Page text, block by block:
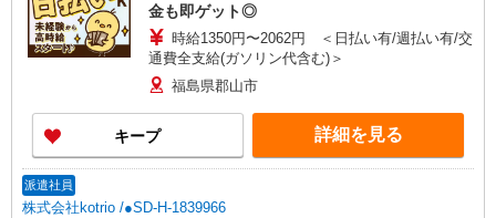
金も即ゲット◎
時給1350円〜2062円 ＜日払い有/週払い有/交
通費全支給(ガソリン代含む)＞
福島県郡山市
キープ 詳細を見る
派遣社員
株式会社kotrio /●SD-H-1839966